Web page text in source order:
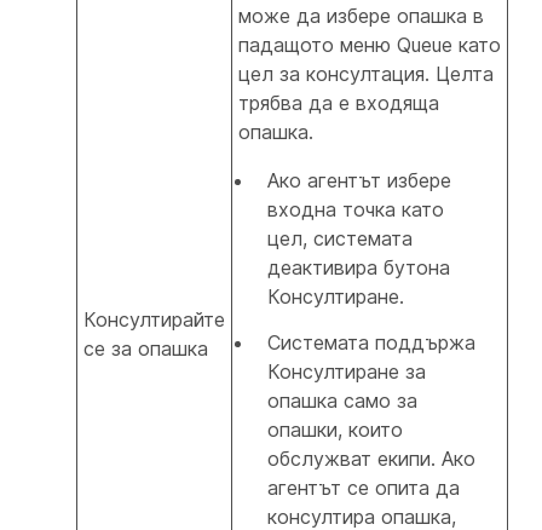
Консултирайте
се за опашка
може да избере опашка в
падащото меню Queue като
цел за консултация. Целта
трябва да е входяща
опашка.
Ако агентът избере
входна точка като
цел, системата
деактивира бутона
Консултиране.
Системата поддържа
Консултиране за
опашка само за
опашки, които
обслужват екипи. Ако
агентът се опита да
консултира опашка,